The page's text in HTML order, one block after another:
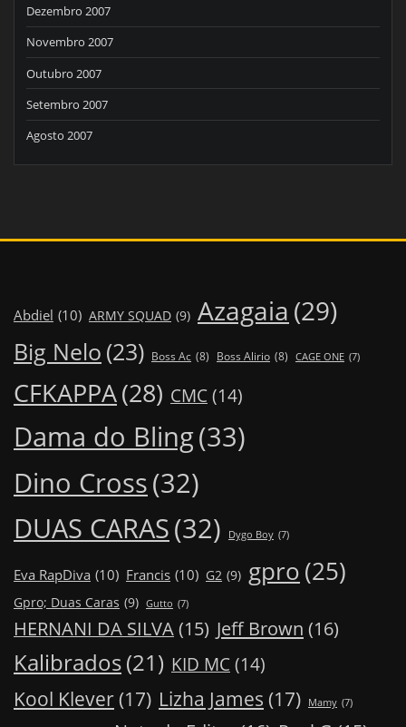
Dezembro 2007
Novembro 2007
Outubro 2007
Setembro 2007
Agosto 2007
Abdiel (10) ARMY SQUAD (9) Azagaia (29)
Big Nelo (23) Boss Ac (8) Boss Alirio (8) CAGE ONE (7)
CFKAPPA(28) CMC (14)
Dama do Bling(33)
Dino Cross(32)
DUAS CARAS(32) Dygo Boy (7)
Eva RapDiva (10) Francis (10) G2 (9) gpro(25)
Gpro; Duas Caras (9) Gutto (7)
HERNANI DA SILVA(15) Jeff Brown (16)
Kalibrados(21) KID MC (14)
Kool Klever (17) Lizha James (17) Mamy (7)